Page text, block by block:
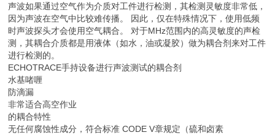
声波如果通过空气作为介质对工件进行检测，其检测灵敏度非常低，
因为声波在空气中比较难传播。 因此，仅在特殊情况下，使用低频
时声波探头才会使用空气耦合。 对于MHz范围内的高灵敏度的声检
测，其耦合介质都是用液体（如水，油或凝胶）做为耦合剂来对工件
进行检测的。
ECHOTRACE手持设备进行声波测试的耦合剂
水基啫喱
防滴漏
非常适合高空作业
的耦合特性
无任何腐蚀性成分，符合标准 CODE V章规定（硫和卤素